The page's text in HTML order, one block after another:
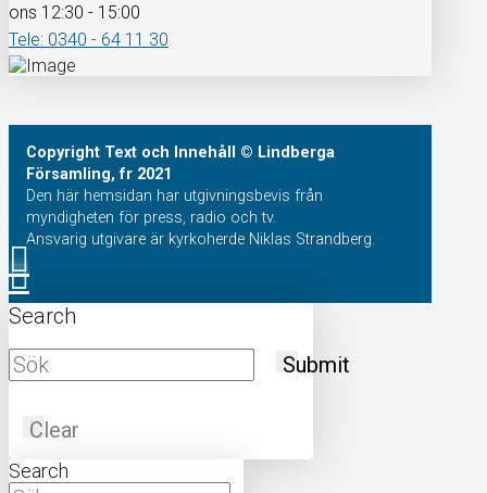
ons 12:30 - 15:00
Tele: 0340 - 64 11 30
Copyright Text och Innehåll
© Lindberga
Församling, fr 2021
Den här hemsidan har utgivningsbevis från
myndigheten för press, radio och tv.
Ansvarig utgivare är kyrkoherde Niklas Strandberg.
Search
Submit
Clear
Search